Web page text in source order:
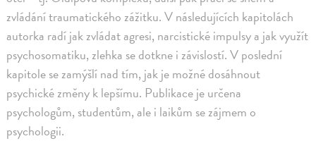
zvládání traumatického zážitku. V následujících kapitolách
autorka radí jak zvládat agresi, narcistické impulsy a jak využít
psychosomatiku, zlehka se dotkne i závislostí. V poslední
kapitole se zamýšlí nad tím, jak je možné dosáhnout
psychické změny k lepšímu. Publikace je určena
psychologům, studentům, ale i laikům se zájmem o
psychologii.